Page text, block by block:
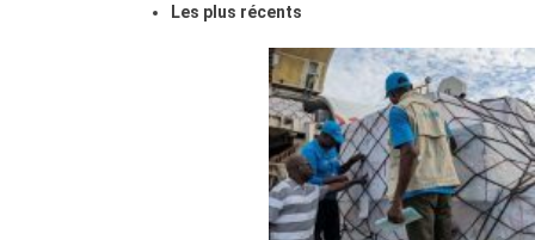
Les plus récents